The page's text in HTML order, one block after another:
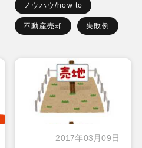
ノウハウ/how to
不動産売却 失敗例
2017年03月09日